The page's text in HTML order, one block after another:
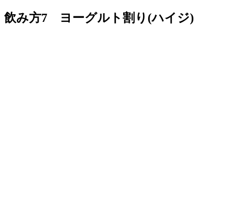
飲み方7 ヨーグルト割り(ハイジ)